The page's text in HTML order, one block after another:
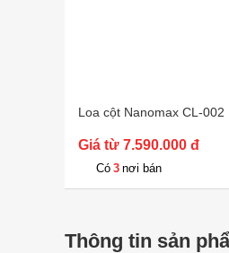
Loa cột Nanomax CL-002
Giá từ 7.590.000 đ
Có 3 nơi bán
Thông tin sản